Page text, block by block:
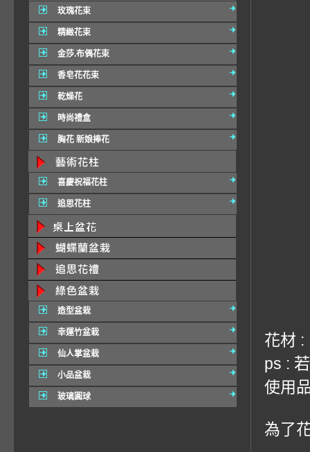
玫瑰花束
精緻花束
金莎.布偶花束
香皂花花束
乾燥花
時尚禮盒
胸花 新娘捧花
喜慶祝福花柱
追思花柱
造型盆栽
幸運竹盆栽
仙人掌盆栽
小品盆栽
玻璃圓球
花材 :
ps :
使用
為了